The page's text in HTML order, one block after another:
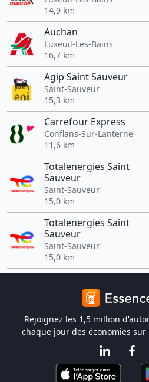
14,9 km
Auchan
Luxeuil-Les-Bains
16,7 km
Agip Saint Sauveur
Saint-Sauveur
15,3 km
Carrefour Express
Conflans-Sur-Lanterne
11,6 km
Totalenergies Saint
Sauveur
Saint-Sauveur
15,0 km
Totalenergies Saint
Sauveur
Saint-Sauveur
15,0 km
Rejoignez les 1,5 million
chaque jour des économies